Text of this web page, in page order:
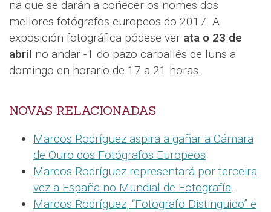
na que se darán a coñecer os nomes dos
mellores fotógrafos europeos do 2017. A
exposición fotográfica pódese ver ata o 23 de
abril no andar -1 do pazo carballés de luns a
domingo en horario de 17 a 21 horas.
NOVAS RELACIONADAS
Marcos Rodríguez aspira a gañar a Cámara
de Ouro dos Fotógrafos Europeos
Marcos Rodríguez representará por terceira
vez a España no Mundial de Fotografía.
Marcos Rodríguez, “Fotografo Distinguido” e